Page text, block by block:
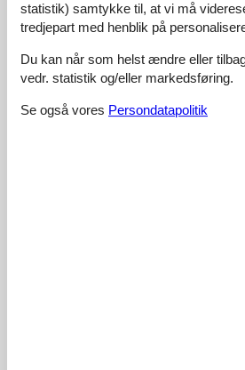
4,6
68 eksterne
statistik) samtykke til, at vi må
tredjepart med henblik på
Du kan når som helst ændre eller
vedr. statistik og/eller markedsføring.
Se også vores Persondatapolitik